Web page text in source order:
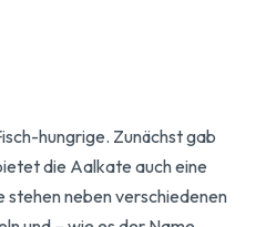
hungrige. Zunächst gab
die Aalkate auch eine
neben verschiedenen